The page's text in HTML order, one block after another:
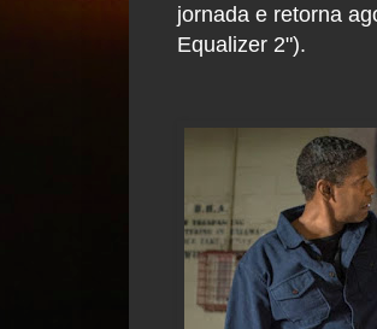
jornada e retorna
Equalizer 2").